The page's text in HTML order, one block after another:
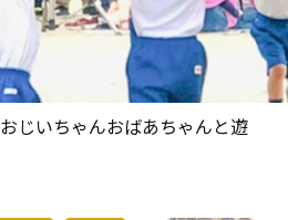
おじいちゃんおばあちゃんと遊